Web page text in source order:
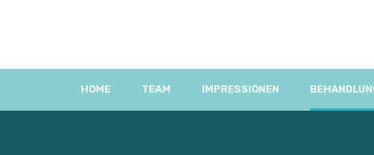
HOME TEAM IMPRESSIONEN